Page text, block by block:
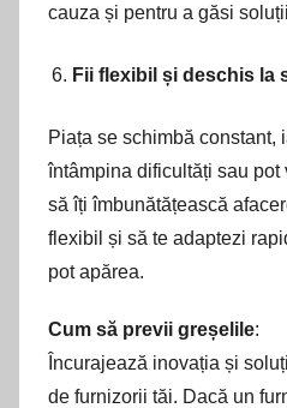
cauza și pentru a găsi
Fii flexibil și deschis la
Piața se schimbă constant,
întâmpina dificultăți sau
să îți îmbunătățească
flexibil și să te adaptezi
pot apărea.
Cum să previi greșelile:
Încurajează inovația și
de furnizorii tăi. Dacă un